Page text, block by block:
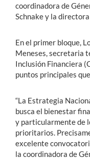
coordinadora de
Schnake y la
En el primer bloque,
Meneses, secretaria
Inclusión Financiera
puntos principales
“La Estrategia
busca el bienestar
y particularmente de
prioritarios.
excelente
la coordinadora de